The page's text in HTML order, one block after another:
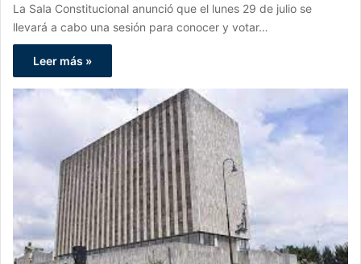
La Sala Constitucional anunció que el lunes 29 de julio se
llevará a cabo una sesión para conocer y votar…
Leer más »